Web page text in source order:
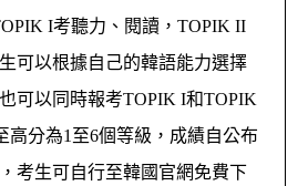
I考聽力、閱讀，TOPIK II
可以根據自己的韓語能力選擇
可以同時報考TOPIK I和TOPIK
高分為1至6個等級，成績自公布
考生可自行至韓國官網免費下